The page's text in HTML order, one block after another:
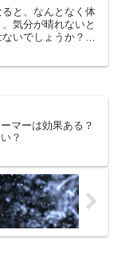
と、なんとなく体
気分が晴れないと
いでしょうか？喘
マーは効果ある？
？